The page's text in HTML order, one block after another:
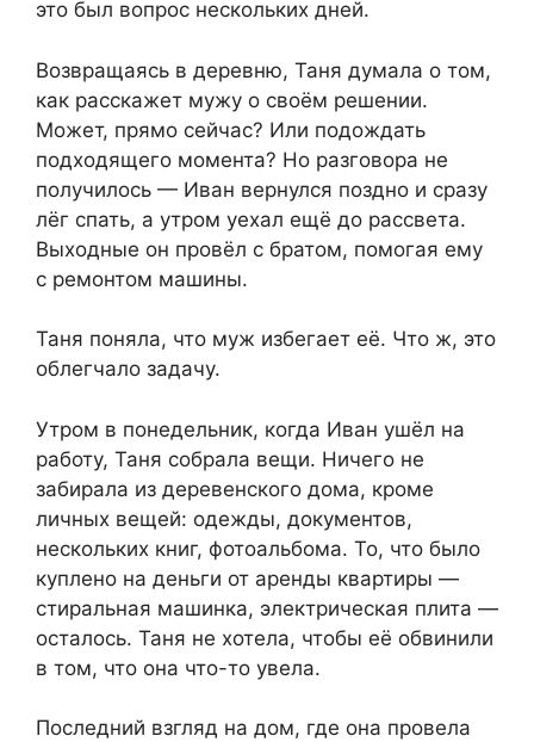
это был вопрос нескольких дней.
Возвращаясь в деревню, Таня думала о том,
как расскажет мужу о своём решении.
Может, прямо сейчас? Или подождать
подходящего момента? Но разговора не
получилось — Иван вернулся поздно и сразу
лёг спать, а утром уехал ещё до рассвета.
Выходные он провёл с братом, помогая ему
с ремонтом машины.
Таня поняла, что муж избегает её. Что ж, это
облегчало задачу.
Утром в понедельник, когда Иван ушёл на
работу, Таня собрала вещи. Ничего не
забирала из деревенского дома, кроме
личных вещей: одежды, документов,
нескольких книг, фотоальбома. То, что было
куплено на деньги от аренды квартиры —
стиральная машинка, электрическая плита —
осталось. Таня не хотела, чтобы её обвинили
в том, что она что-то увела.
Последний взгляд на дом, где она провела